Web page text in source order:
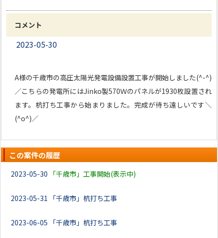
コメント
2023-05-30
A様の千歳市の高圧太陽光発電設備設置工事が開始しました(^-^)
／こちらの発電所にはJinko製570Ｗのパネルが1930枚設置され
ます。杭打ち工事から始まりました。完成が待ち遠しいです＼
(^o^)／
この案件の履歴
2023-05-30 「千歳市」工事開始(表示中)
2023-05-31 「千歳市」杭打ち工事
2023-06-05 「千歳市」杭打ち工事